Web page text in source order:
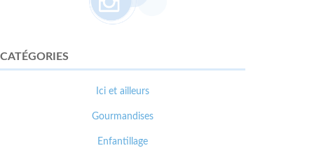
CATÉGORIES
Ici et ailleurs
Gourmandises
Enfantillage